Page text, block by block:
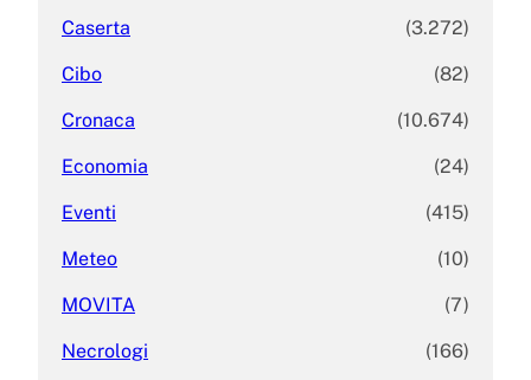
Caserta (3.272)
Cibo (82)
Cronaca (10.674)
Economia (24)
Eventi (415)
Meteo (10)
MOVITA (7)
Necrologi (166)